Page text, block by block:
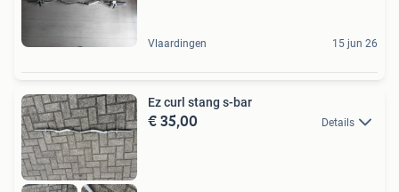
Vlaardingen 15 jun 26
Ez curl stang s-bar
€ 35,00 Details